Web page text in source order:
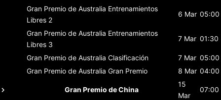
Gran Premio de Australia Entrenamientos
Libres 2
6 Mar 05:00
Gran Premio de Australia Entrenamientos
Libres 3
7 Mar 01:30
Gran Premio de Australia Clasificación 7 Mar 05:00
Gran Premio de Australia Gran Premio 8 Mar 04:00
Gran Premio de China
15
Mar
07:00